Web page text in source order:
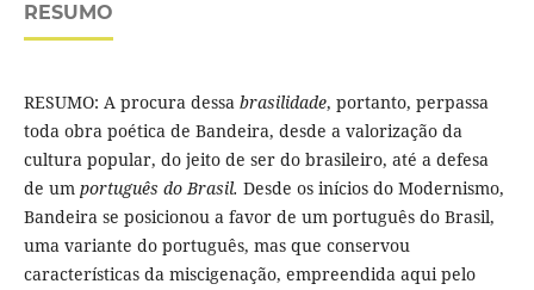
RESUMO
RESUMO: A procura dessa brasilidade, portanto, perpassa
toda obra poética de Bandeira, desde a valorização da
cultura popular, do jeito de ser do brasileiro, até a defesa
de um português do Brasil. Desde os inícios do Modernismo,
Bandeira se posicionou a favor de um português do Brasil,
uma variante do português, mas que conservou
características da miscigenação, empreendida aqui pelo